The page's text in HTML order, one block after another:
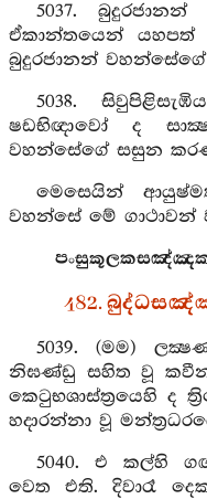
5037.
ඒකාන්තයෙන් යහපත්
බුදුරජානන්
5038.
ෂඩභිඥාවෝ ද
වහන්සේගේ සසුන
මෙසෙයින්
වහන්සේ මේ ගාථාවන්
පංසුකූලකසඤ්ඤක
482.
5039. (මම)
නිඝණ්ඩු සහිත වූ
කෙටුභශාස්ත්‍රයෙහි ද
හදාරන්නා වූ
5040. එ කල්හි
වෙත එති. දිවාරෑ